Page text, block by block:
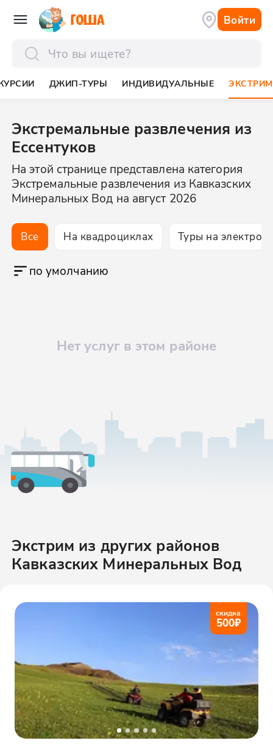
Войти
ДЖИП-ТУРЫ ИНДИВИДУАЛЬНЫЕ ЭКСТРИМ
Экстремальные развлечения из
Ессентуков
На этой странице представлена категория
Экстремальные развлечения из Кавказских
Минеральных Вод на август 2026
Все На квадроциклах Туры на
по умолчанию
Нет услуг в этом районе
Экстрим из других районов
Кавказских Минеральных Вод
скидка
500₽